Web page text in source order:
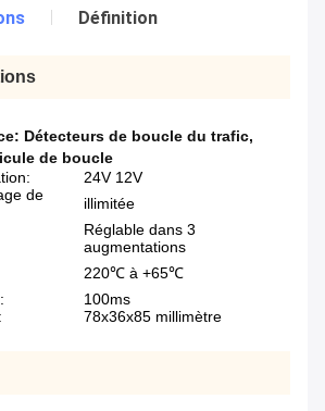
Définition
Détecteurs de boucle du trafic,
de boucle
24V 12V
de
illimitée
Réglable dans 3
augmentations
220℃ à +65℃
100ms
78x36x85 millimètre